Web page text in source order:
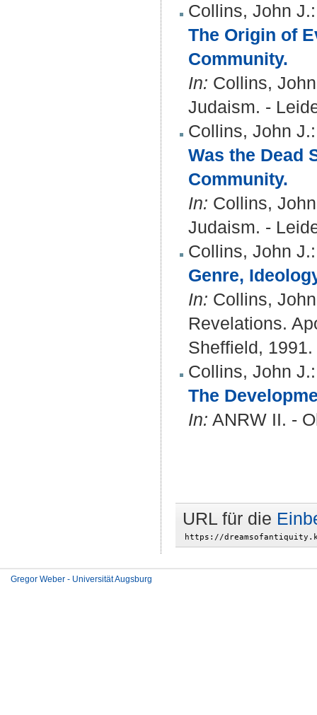
Collins, John J.:
The Origin of
Community.
In: Collins,
Judaism. -
Collins, John J.:
Was the Dead
Community.
In: Collins,
Judaism. -
Collins, John J.:
Genre,
In: Collins,
Revelations.
Sheffield,
Collins, John J.:
The
In: ANRW II. -
URL für die
Gregor Weber - Universität Augsburg